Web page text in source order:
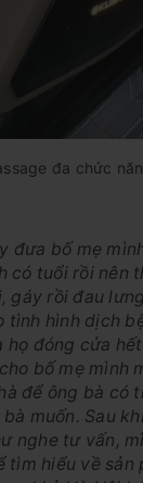
đa chức
đưa bố mẹ
có tuổi rồi nên
gáy rồi đau
tình hình dịch
họ đóng cửa
bố mẹ mình
để ông bà có
muốn. Sau
nghe tư vấn,
tìm hiểu về sản